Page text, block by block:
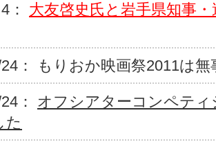
： 大友啓史氏と岩手県知事
： もりおか映画祭2011は
： オフシアターコンペテ
た